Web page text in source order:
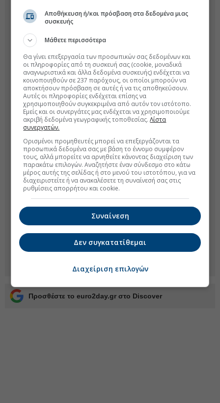
Προσθέστε το euro2day.gr στο Discover
Αποθήκευση ή/και πρόσβαση στα δεδομένα μιας
συσκευής
Μάθετε περισσότερα
Θα γίνει επεξεργασία των προσωπικών σας δεδομένων και
οι πληροφορίες από τη συσκευή σας (cookie, μοναδικά
αναγνωριστικά και άλλα δεδομένα συσκευής) ενδέχεται να
κοινοποιηθούν σε 237 παρόχους, οι οποίοι μπορούν να
αποκτήσουν πρόσβαση σε αυτές ή να τις αποθηκεύσουν.
Αυτές οι πληροφορίες ενδέχεται επίσης να
χρησιμοποιηθούν συγκεκριμένα από αυτόν τον ιστότοπο.
Εμείς και οι συνεργάτες μας ενδέχεται να χρησιμοποιούμε
ακριβή δεδομένα γεωγραφικής τοποθεσίας.Λίστα
συνεργατών.
Ορισμένοι προμηθευτές μπορεί να επεξεργάζονται τα
προσωπικά δεδομένα σας με βάση το έννομο συμφέρον
τους, αλλά μπορείτε να αρνηθείτε κάνοντας διαχείριση των
παρακάτω επιλογών. Αναζητήστε έναν σύνδεσμο στο κάτω
μέρος αυτής της σελίδας ή στο μενού του ιστοτόπου, για να
διαχειριστείτε ή να ανακαλέσετε τη συναίνεσή σας στις
ρυθμίσεις απορρήτου και cookie.
Συναίνεση
Δεν συγκατατίθεμαι
Διαχείριση επιλογών